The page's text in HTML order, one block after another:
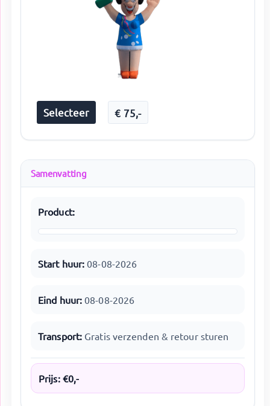
Selecteer € 75,-
Samenvatting
Product:
Start huur: 08-08-2026
Eind huur: 08-08-2026
Transport: Gratis verzenden & retour sturen
Prijs: €0,-